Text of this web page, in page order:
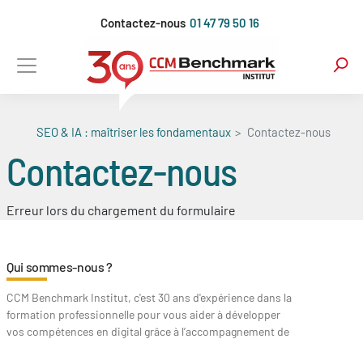
principal
Contactez-nous 01 47 79 50 16
SEO & IA : maîtriser les fondamentaux Contactez-nous
Contactez-nous
Erreur lors du chargement du formulaire
Qui sommes-nous ?
CCM Benchmark Institut, c'est 30 ans d'expérience dans la
formation professionnelle pour vous aider à développer
vos compétences en digital grâce à l’accompagnement de